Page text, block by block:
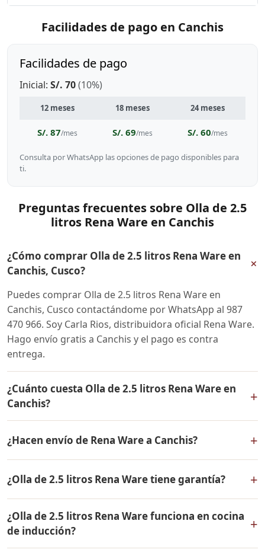
Facilidades de pago en Canchis
Facilidades de pago
Inicial: S/. 70(10%)
12 meses 18 meses 24 meses
S/. 87/mes S/. 69/mes S/. 60/mes
Consulta por WhatsApp las opciones de pago disponibles para
ti.
Preguntas frecuentes sobre Olla de 2.5
litros Rena Ware en Canchis
¿Cómo comprar Olla de 2.5 litros Rena Ware en
Canchis, Cusco?
+
Puedes comprar Olla de 2.5 litros Rena Ware en
Canchis, Cusco contactándome por WhatsApp al 987
470 966. Soy Carla Rios, distribuidora oficial Rena Ware.
Hago envío gratis a Canchis y el pago es contra
entrega.
¿Cuánto cuesta Olla de 2.5 litros Rena Ware en
Canchis?
+
todo el Perú. Contáctame por WhatsApp para conocer
el precio actual, promociones disponibles y facilidades
de pago en cuotas desde el 10% de inicial.
¿Hacen envío de Rena Ware a Canchis? +
a Canchis, Cusco y a todo el Perú. El pago es contra
entrega.
¿Olla de 2.5 litros Rena Ware tiene garantía? +
vida contra defectos de fabricación. Todos los
productos Rena Ware están fabricados en acero
inoxidable quirúrgico 18/10 de la más alta calidad.
¿Olla de 2.5 litros Rena Ware funciona en cocina
de inducción?
+